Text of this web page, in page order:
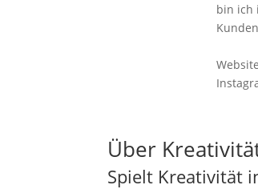
bin ich
Über
Spielt Kreativität